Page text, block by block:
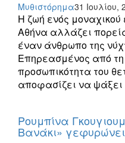
Μυθιστόρημα31 Ιουλίου,
Η ζωή ενός
Αθήνα αλλάζει
έναν άνθρωπο της
Επηρεασμένος από τη
προσωπικότητα του
αποφασίζει να ψάξει
Ρουμπίνα
Βανάκι»